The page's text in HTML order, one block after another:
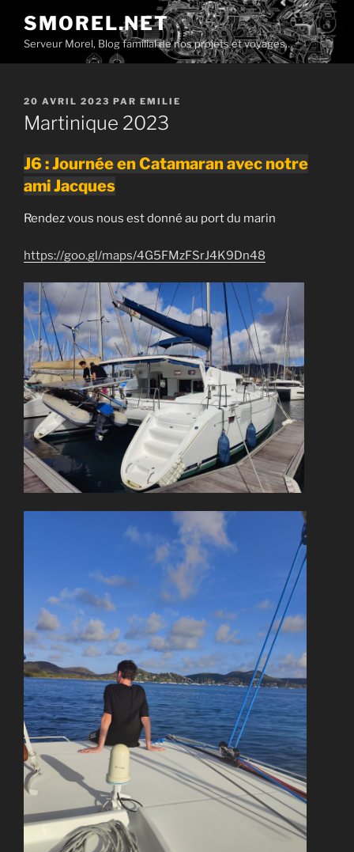
contenu
principal
SMOREL.NET
Serveur Morel, Blog familial de nos projets et voyages…
PUBLIÉ
LE
20 AVRIL 2023 PAR EMILIE
Martinique 2023
J6 : Journée en Catamaran avec notre
ami Jacques
Rendez vous nous est donné au port du marin
https://goo.gl/maps/4G5FMzFSrJ4K9Dn48